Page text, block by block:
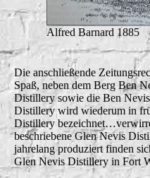
Alfred Barnard 1885
Die anschließende
Spaß, neben dem Berg Ben
Distillery sowie die Ben
Distillery wird wiederum in
Distillery
beschriebene Glen Nevis
jahrelang produziert finden
Glen Nevis Distillery in Fort